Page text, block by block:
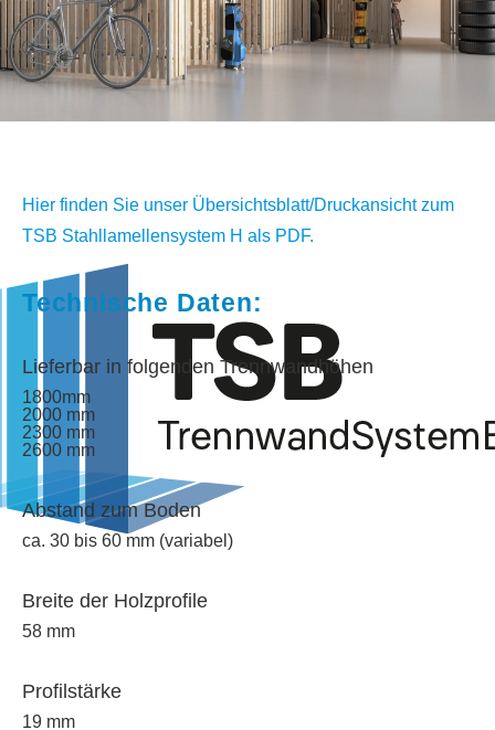
Hier finden Sie unser Übersichtsblatt/Druckansicht zum
TSB Stahllamellensystem H als PDF.
Technische Daten:
Lieferbar in folgenden Trennwandhöhen
1800mm
2000 mm
2300 mm
2600 mm
Abstand zum Boden
ca. 30 bis 60 mm (variabel)
Breite der Holzprofile
58 mm
Profilstärke
19 mm